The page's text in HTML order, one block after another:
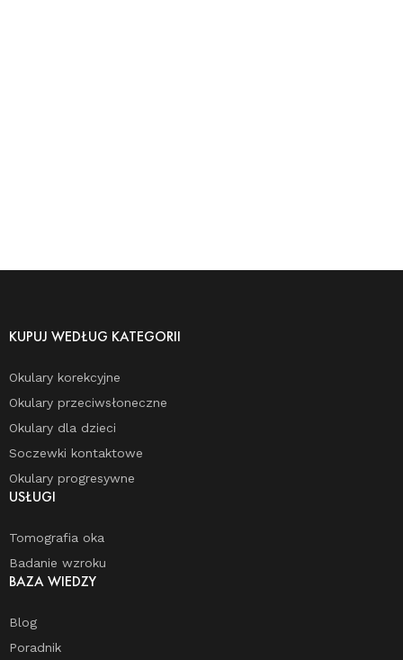
KUPUJ WEDŁUG KATEGORII
Okulary korekcyjne
Okulary przeciwsłoneczne
Okulary dla dzieci
Soczewki kontaktowe
Okulary progresywne
USŁUGI
Tomografia oka
Badanie wzroku
BAZA WIEDZY
Blog
Poradnik